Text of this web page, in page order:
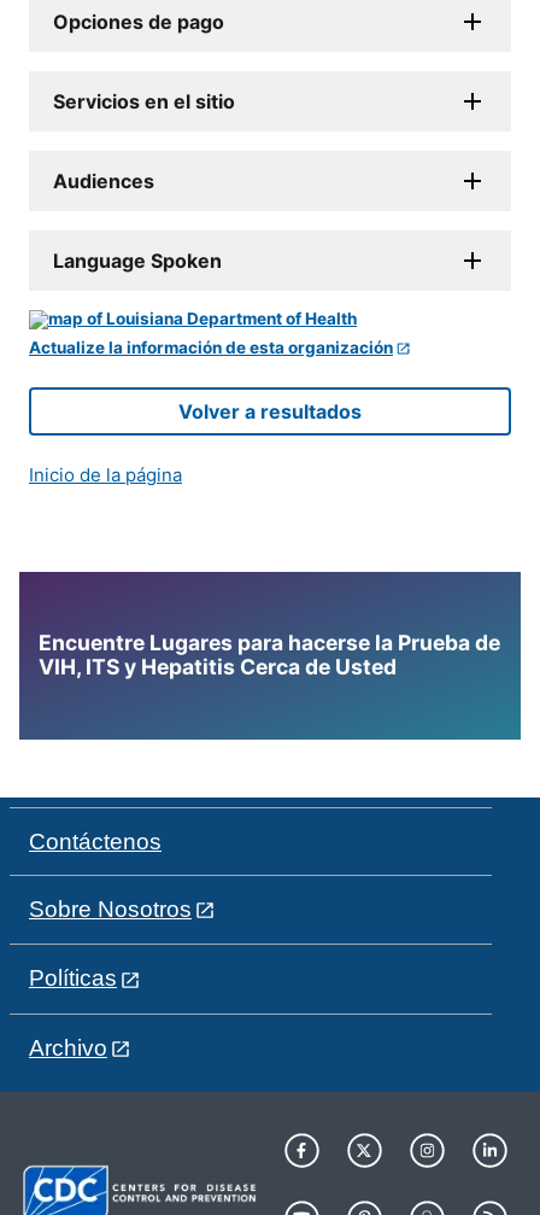
Opciones de pago
Servicios en el sitio
Audiences
Language Spoken
Actualize la información de esta organización
Volver a resultados
Inicio de la página
Encuentre Lugares para hacerse la Prueba de
VIH, ITS y Hepatitis Cerca de Usted
Contáctenos
Sobre Nosotros
Políticas
Archivo